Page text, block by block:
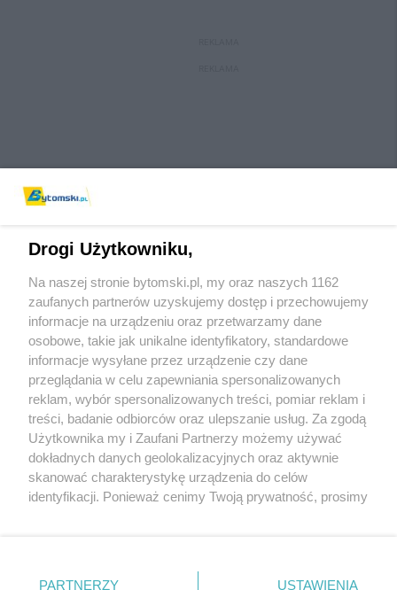
Wydawca mediów lokalnych
Nie zapomnij
zapoznać się z:
polityką prywatności regulamin korzystania z portali
Twojemiasto
Piekary Śląskie
Chorzów
Tarnowskie Góry
Gliwice
Skontaktuj sięz nami
Kontakt
Wydawca
Pogoda
Drogi Użytkowniku,
Na naszej stronie bytomski.pl, my oraz naszych 1162
zaufanych partnerów uzyskujemy dostęp i przechowujemy
informacje na urządzeniu oraz przetwarzamy dane
osobowe, takie jak unikalne identyfikatory, standardowe
informacje wysyłane przez urządzenie czy dane
przeglądania w celu zapewniania spersonalizowanych
reklam, wybór spersonalizowanych treści, pomiar reklam i
treści, badanie odbiorców oraz ulepszanie usług. Za zgodą
Użytkownika my i Zaufani Partnerzy możemy używać
dokładnych danych geolokalizacyjnych oraz aktywnie
skanować charakterystykę urządzenia do celów
identyfikacji. Ponieważ cenimy Twoją prywatność, prosimy
prywatności znajdujący się w lewym dolnym rogu strony
PARTNERZY USTAWIENIA